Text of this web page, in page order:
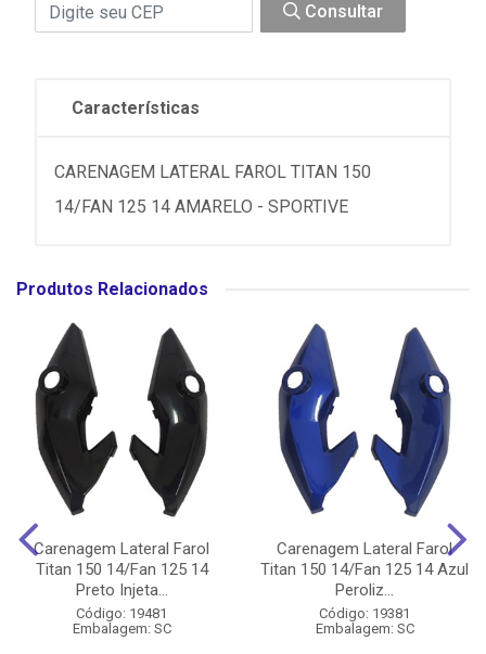
Consultar
Características
CARENAGEM LATERAL FAROL TITAN 150
14/FAN 125 14 AMARELO - SPORTIVE
Produtos Relacionados
Carenagem Lateral Farol
Titan 150 14/Fan 125 14
Preto Injeta...
Código: 19481
Embalagem: SC
Carenagem Lateral Farol
Titan 150 14/Fan 125 14 Azul
Peroliz...
Código: 19381
Embalagem: SC